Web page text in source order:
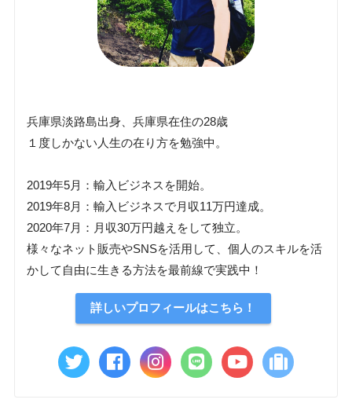
兵庫県淡路島出身、兵庫県在住の28歳
１度しかない人生の在り方を勉強中。
2019年5月：輸入ビジネスを開始。
2019年8月：輸入ビジネスで月収11万円達成。
2020年7月：月収30万円越えをして独立。
様々なネット販売やSNSを活用して、個人のスキルを活
かして自由に生きる方法を最前線で実践中！
詳しいプロフィールはこちら！